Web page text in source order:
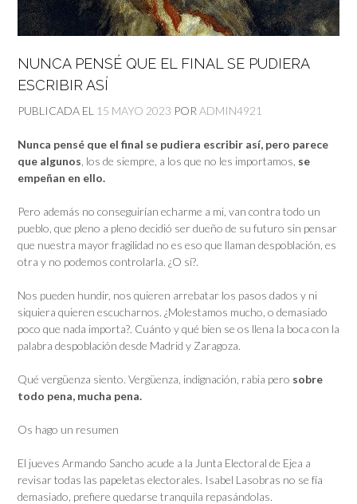
NUNCA PENSÉ QUE EL FINAL SE PUDIERA
ESCRIBIR ASÍ
PUBLICADA EL 15 MAYO 2023 POR ADMIN4921
Nunca pensé que el final se pudiera escribir así, pero parece
que algunos , los de siempre, a los que no les importamos, se
empeñan en ello.
Pero además no conseguirían echarme a mi, van contra todo un
pueblo, que pleno a pleno decidió ser dueño de su futuro sin pensar
que nuestra mayor fragilidad no es eso que llaman despoblación, es
otra y no podemos controlarla. ¿O sí?.
Nos pueden hundir, nos quieren arrebatar los pasos dados y ni
siquiera quieren escucharnos. ¿Molestamos mucho, o demasiado
poco que nada importa?. Cuánto y qué bien se os llena la boca con la
palabra despoblación desde Madrid y Zaragoza.
Qué vergüenza siento. Vergüenza, indignación, rabia pero sobre
todo pena, mucha pena.
Os hago un resumen
El jueves Armando Sancho acude a la Junta Electoral de Ejea a
revisar todas las papeletas electorales. Isabel Lasobras no se fía
demasiado, prefiere quedarse tranquila repasándolas.